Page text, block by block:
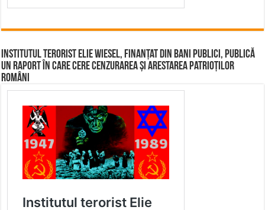
Institutul terorist Elie Wiesel, finanțat din bani publici, publică
un raport în care cere cenzurarea și arestarea patrioților
români